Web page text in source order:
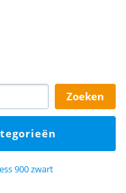
zoeken
900 zwart